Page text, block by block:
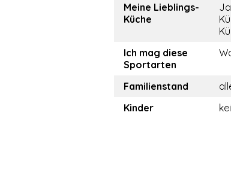
Meine Lieblings-
Küche
Ich mag diese
Sportarten
Familienstand
Kinder